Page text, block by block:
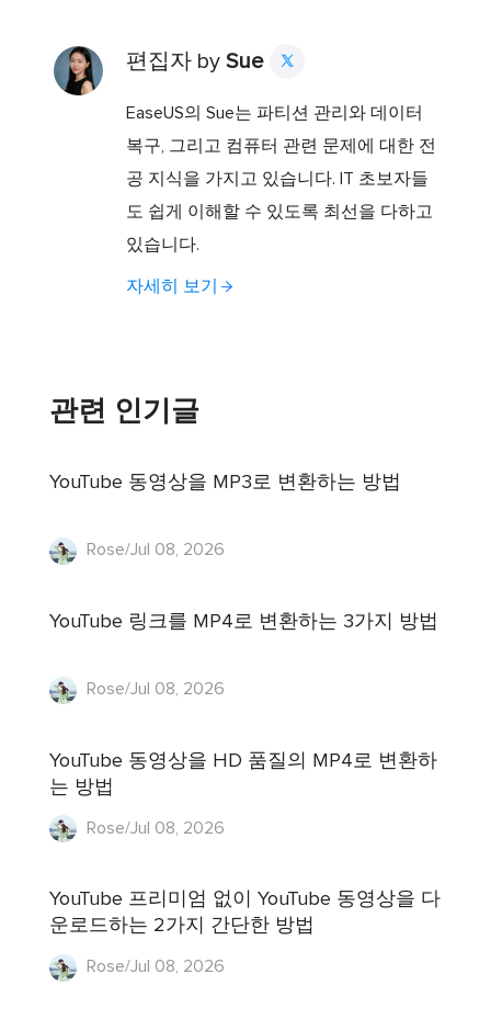
편집자 by Sue 
EaseUS의 Sue는 파티션 관리와 데이터
복구, 그리고 컴퓨터 관련 문제에 대한 전
공 지식을 가지고 있습니다. IT 초보자들
도 쉽게 이해할 수 있도록 최선을 다하고
있습니다.
자세히 보기
관련 인기글
YouTube 동영상을 MP3로 변환하는 방법
Rose/Jul 08, 2026
YouTube 링크를 MP4로 변환하는 3가지 방법
Rose/Jul 08, 2026
YouTube 동영상을 HD 품질의 MP4로 변환하
는 방법
Rose/Jul 08, 2026
YouTube 프리미엄 없이 YouTube 동영상을 다
운로드하는 2가지 간단한 방법
Rose/Jul 08, 2026